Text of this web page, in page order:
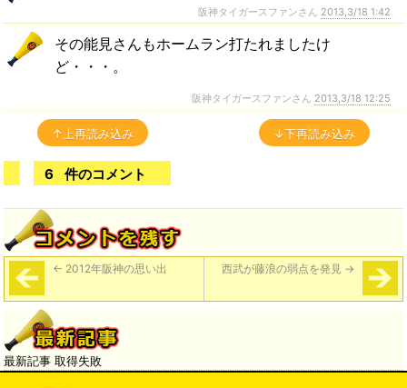
阪神タイガースファンさん 2013,3/18 1:42
その能見さんもホームラン打たれましたけ
ど・・・。
阪神タイガースファンさん 2013,3/18 12:25
↑上再読み込み ↓下再読み込み
6 件のコメント
← 2012年阪神の思い出 西武が藤浪の弱点を発見 →
最新記事 取得失敗